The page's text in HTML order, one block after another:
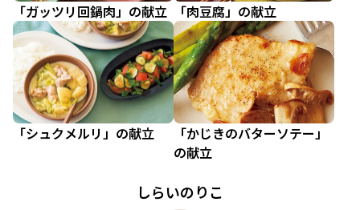
「ガッツリ回鍋肉」の献立 「肉豆腐」の献立
「シュクメルリ」の献立
「かじきのバターソテー」
の献立
しらいのりこ